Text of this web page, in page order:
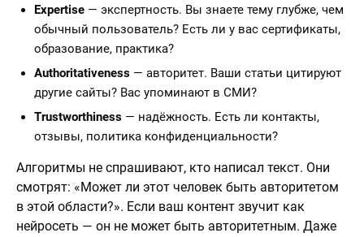
Expertise — экспертность. Вы знаете тему глубже, чем
обычный пользователь? Есть ли у вас сертификаты,
образование, практика?
Authoritativeness — авторитет. Ваши статьи цитируют
другие сайты? Вас упоминают в СМИ?
Trustworthiness — надёжность. Есть ли контакты,
отзывы, политика конфиденциальности?
Алгоритмы не спрашивают, кто написал текст. Они
смотрят: «Может ли этот человек быть авторитетом
в этой области?». Если ваш контент звучит как
нейросеть — он не может быть авторитетным. Даже